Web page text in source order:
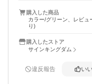
芝生だとどうかなぁ？
全体的には、値段の
気になるのは、骨組み
耐久力があるのか？出
これからどんどん使っ
購入した商品
カラー/グリーン、レビュ
り)
購入したストア
サインキングダム
違反報告 い